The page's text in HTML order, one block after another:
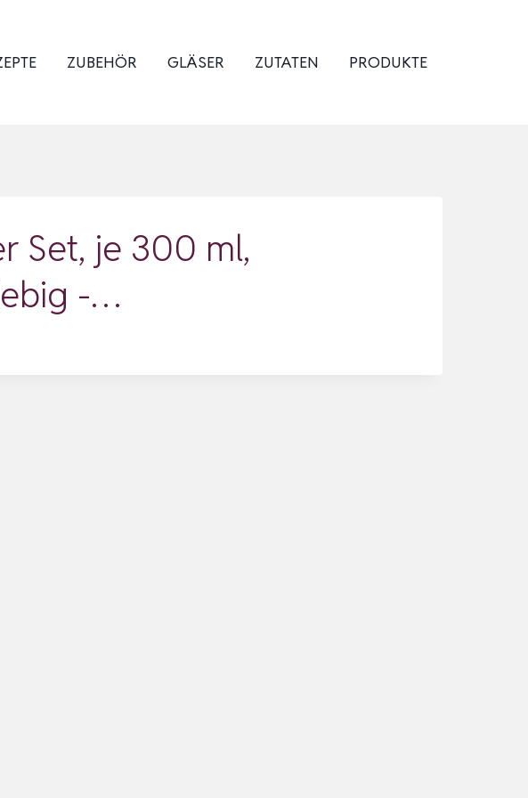
ZUBEHÖR GLÄSER ZUTATEN PRODUKTE
Set, je 300 ml,
-…